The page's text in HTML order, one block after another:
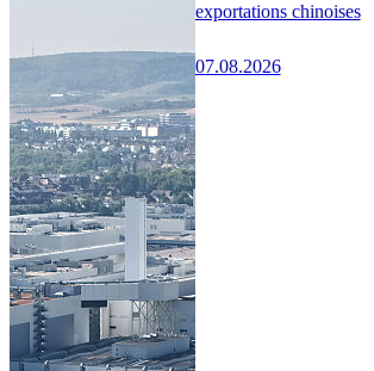
exportations chinoises
07.08.2026